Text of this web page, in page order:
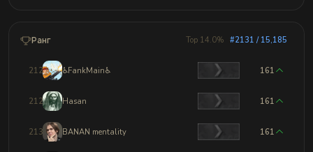
Ранг Top 14.0% #2131 / 15,185
2128 ♿FankMain♿ 161
2129 Hasan 161
2130 BANAN mentality 161